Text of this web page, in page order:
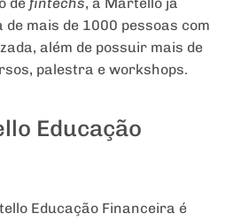
mais de 1000 pessoas com
além de possuir mais de
palestra e workshops.
Educação
Educação Financeira é